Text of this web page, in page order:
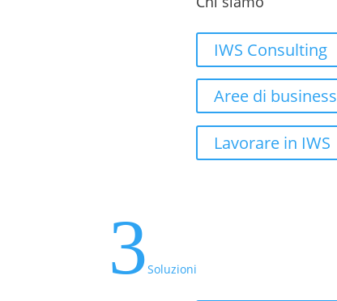
IWS Consulting
Aree di business
Lavorare in IWS
3Soluzioni